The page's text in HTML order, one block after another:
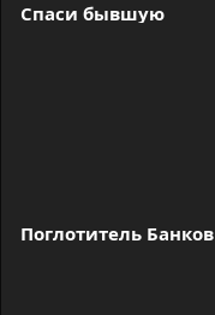
Спаси бывшую
Поглотитель Банков